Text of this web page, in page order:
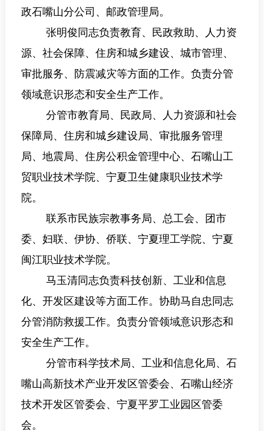
政石嘴山分公司、邮政管理局。
张明俊同志负责教育、民政救助、人力资
源、社会保障、住房和城乡建设、城市管理、
审批服务、防震减灾等方面的工作。负责分管
领域意识形态和安全生产工作。
分管市教育局、民政局、
人力资源和社会
保障局、住房和城乡建设局、审批服务管理
局、地震局、住房公积金管理中心、 石嘴山工
贸职业技术学院、宁夏卫生健康职业技术学
院。
联系市民族宗教事务局、总工会、团市
委、妇联、伊协、侨联、 宁夏理工学院、宁夏
闽江职业技术学院。
马玉清同志负责科技创新、工业和信息
化、开发区建设等方面工作。协助马自忠同志
分管消防救援工作。 负责分管领域意识形态和
安全生产工作。
分管市科学技术局、工业和信息化局、石
嘴山高新技术产业开发区管委会、 石嘴山经济
技术开发区管委会、宁夏平罗工业园区管委
会。